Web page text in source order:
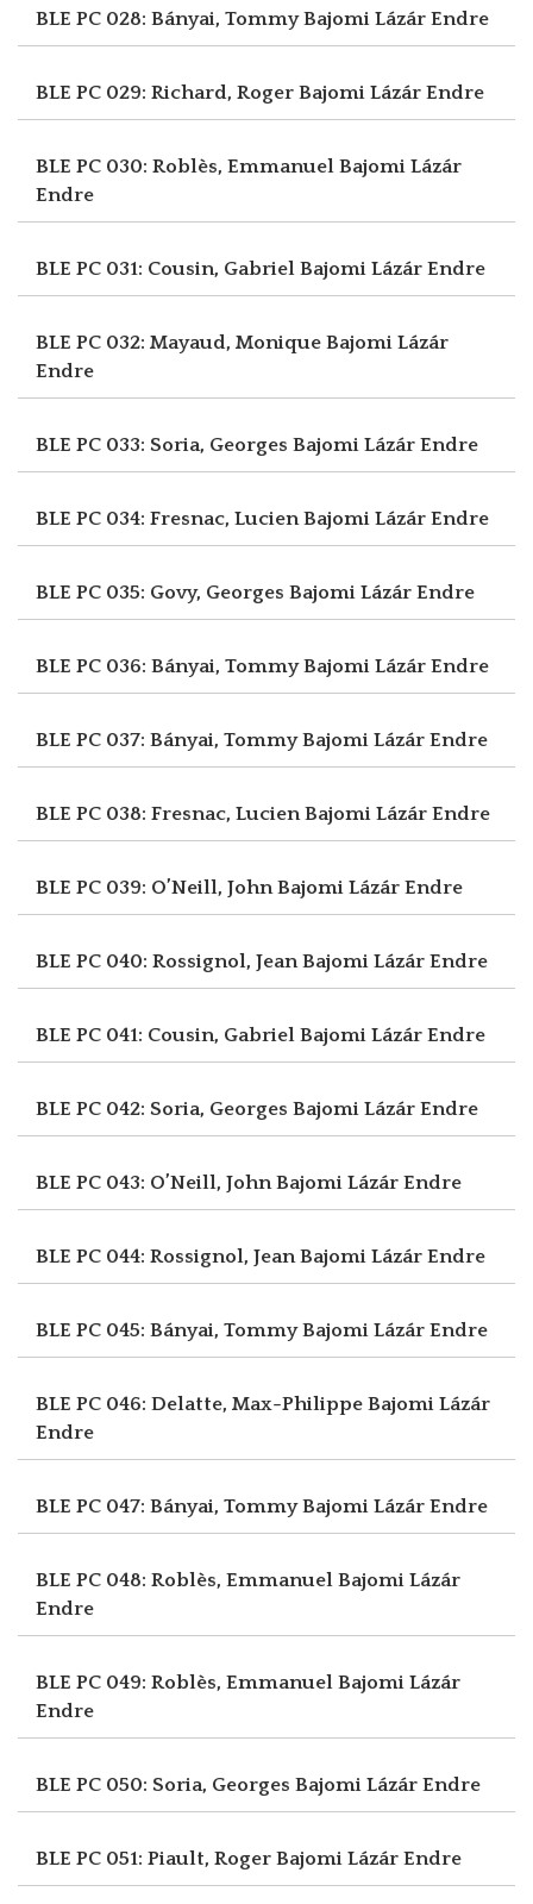
BLE PC 028: Bányai, TommyBajomi Lázár Endre
BLE PC 029: Richard, Roger Bajomi Lázár Endre
BLE PC 030: Roblès, Emmanuel Bajomi Lázár
Endre
BLE PC 031: Cousin, Gabriel Bajomi Lázár Endre
BLE PC 032: Mayaud, Monique Bajomi Lázár
Endre
BLE PC 033: Soria, Georges Bajomi Lázár Endre
BLE PC 034: Fresnac, LucienBajomi Lázár Endre
BLE PC 035: Govy, Georges Bajomi Lázár Endre
BLE PC 036: Bányai, TommyBajomi Lázár Endre
BLE PC 037: Bányai, TommyBajomi Lázár Endre
BLE PC 038: Fresnac, LucienBajomi Lázár Endre
BLE PC 039: O’Neill, JohnBajomi Lázár Endre
BLE PC 040: Rossignol, JeanBajomi Lázár Endre
BLE PC 041: Cousin, Gabriel Bajomi Lázár Endre
BLE PC 042: Soria, Georges Bajomi Lázár Endre
BLE PC 043: O’Neill, JohnBajomi Lázár Endre
BLE PC 044: Rossignol, JeanBajomi Lázár Endre
BLE PC 045: Bányai, TommyBajomi Lázár Endre
BLE PC 046: Delatte, Max-Philippe Bajomi Lázár
Endre
BLE PC 047: Bányai, TommyBajomi Lázár Endre
BLE PC 048: Roblès, Emmanuel Bajomi Lázár
Endre
BLE PC 049: Roblès, Emmanuel Bajomi Lázár
Endre
BLE PC 050: Soria, Georges Bajomi Lázár Endre
BLE PC 051: Piault, Roger Bajomi Lázár Endre